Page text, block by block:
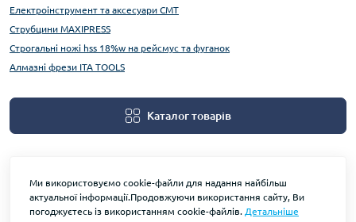
Електроінструмент та аксесуари CMT
Струбцини MAXIPRESS
Строгальні ножі hss 18%w на рейсмус та фуганок
Алмазні фрези ITA TOOLS
Каталог товарів
На основі OpenCart
Ми використовуємо cookie-файли для надання найбільш
актуальної інформації.Продовжуючи використання сайту, Ви
погоджуєтесь із використанням cookie-файлів. Детальніше